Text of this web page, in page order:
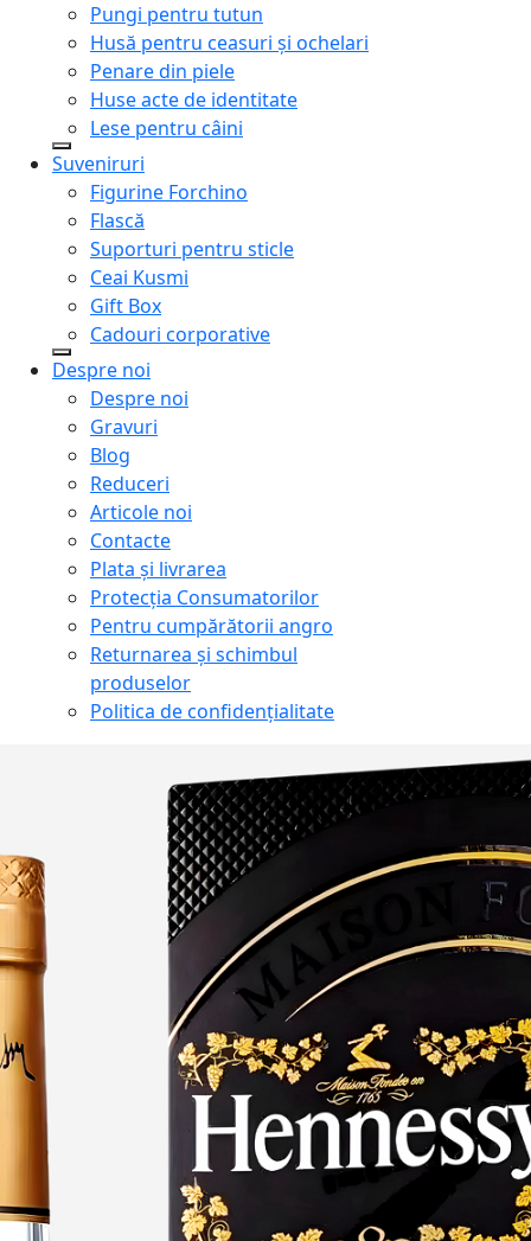
Pungi pentru tutun
Husă pentru ceasuri și ochelari
Penare din piele
Huse acte de identitate
Lese pentru câini
Suveniruri
Figurine Forchino
Flască
Suporturi pentru sticle
Ceai Kusmi
Gift Box
Cadouri corporative
Despre noi
Despre noi
Gravuri
Blog
Reduceri
Articole noi
Contacte
Plata și livrarea
Protecţia Consumatorilor
Pentru cumpărătorii angro
Returnarea și schimbul
produselor
Politica de confidențialitate